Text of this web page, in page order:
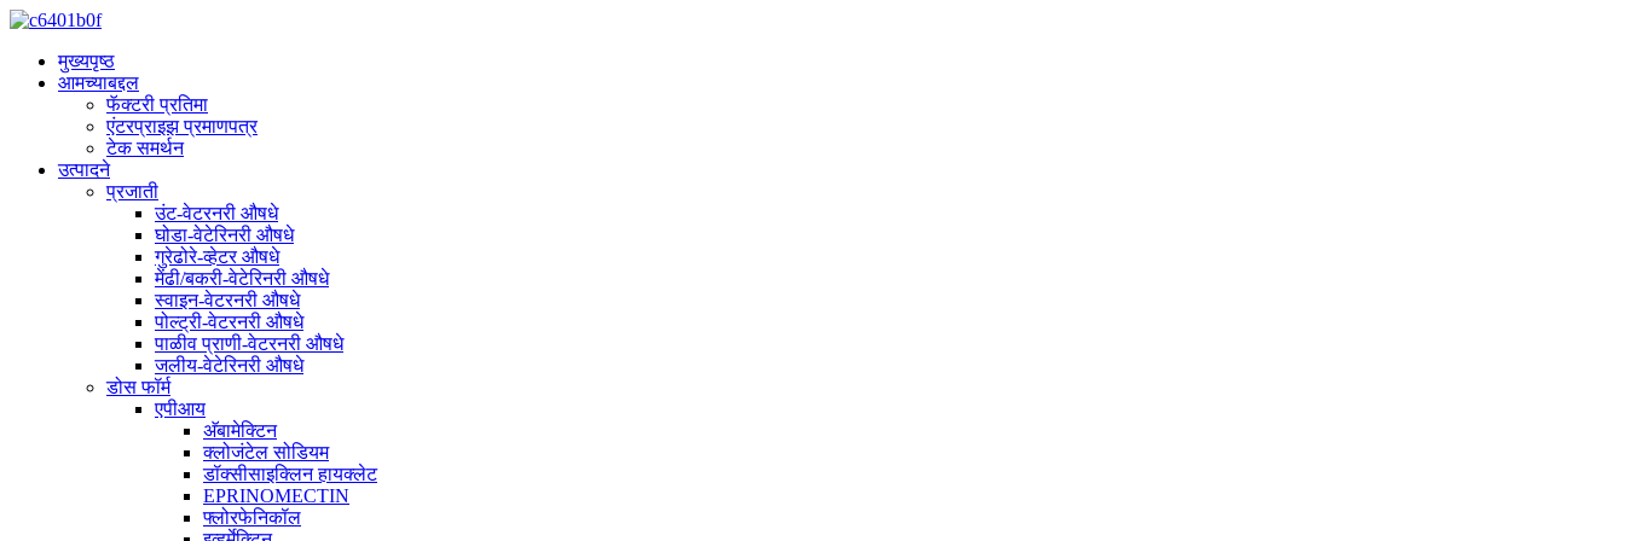
मुख्यपृष्ठ
आमच्याबद्दल
फॅक्टरी प्रतिमा
एंटरप्राइझ प्रमाणपत्र
टेक समर्थन
उत्पादने
प्रजाती
उंट-वेटरनरी औषधे
घोडा-वेटेरिनरी औषधे
गुरेढोरे-व्हेटर औषधे
मेंढी/बकरी-वेटेरिनरी औषधे
स्वाइन-वेटरनरी औषधे
पोल्ट्री-वेटरनरी औषधे
पाळीव प्राणी-वेटरनरी औषधे
जलीय-वेटेरिनरी औषधे
डोस फॉर्म
एपीआय
अ‍ॅबामेक्टिन
क्लोजंटेल सोडियम
डॉक्सीसाइक्लिन हायक्लेट
EPRINOMECTIN
फ्लोरफेनिकॉल